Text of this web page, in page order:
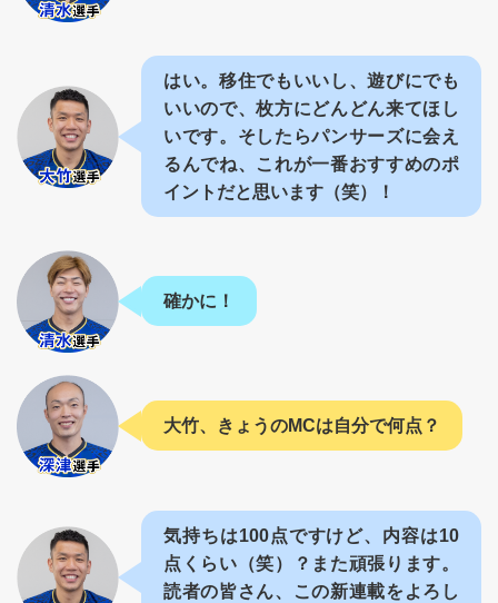
はい。移住でもいいし、遊びにでも
いいので、枚方にどんどん来てほし
いです。そしたらパンサーズに会え
るんでね、これが一番おすすめのポ
イントだと思います（笑）！
確かに！
大竹、きょうのMCは自分で何点？
気持ちは100点ですけど、内容は10
点くらい（笑）？また頑張ります。
読者の皆さん、この新連載をよろし